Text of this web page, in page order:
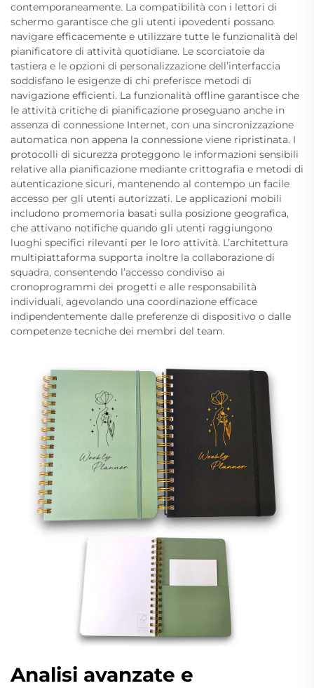
contemporaneamente. La compatibilità con i lettori di
schermo garantisce che gli utenti ipovedenti possano
navigare efficacemente e utilizzare tutte le funzionalità del
pianificatore di attività quotidiane. Le scorciatoie da
tastiera e le opzioni di personalizzazione dell’interfaccia
soddisfano le esigenze di chi preferisce metodi di
navigazione efficienti. La funzionalità offline garantisce che
le attività critiche di pianificazione proseguano anche in
assenza di connessione Internet, con una sincronizzazione
automatica non appena la connessione viene ripristinata. I
protocolli di sicurezza proteggono le informazioni sensibili
relative alla pianificazione mediante crittografia e metodi di
autenticazione sicuri, mantenendo al contempo un facile
accesso per gli utenti autorizzati. Le applicazioni mobili
includono promemoria basati sulla posizione geografica,
che attivano notifiche quando gli utenti raggiungono
luoghi specifici rilevanti per le loro attività. L’architettura
multipiattaforma supporta inoltre la collaborazione di
squadra, consentendo l’accesso condiviso ai
cronoprogrammi dei progetti e alle responsabilità
individuali, agevolando una coordinazione efficace
indipendentemente dalle preferenze di dispositivo o dalle
competenze tecniche dei membri del team.
Analisi avanzate e